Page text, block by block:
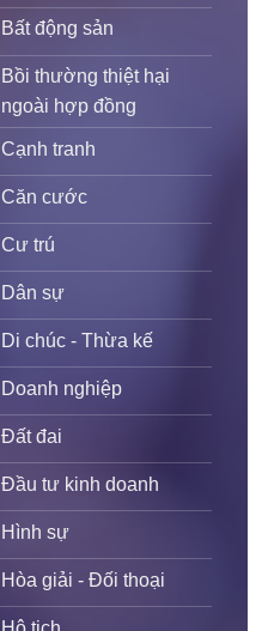
Bất động sản
Bồi thường thiệt hại
ngoài hợp đồng
Cạnh tranh
Căn cước
Cư trú
Dân sự
Di chúc - Thừa kế
Doanh nghiệp
Đất đai
Đầu tư kinh doanh
Hình sự
Hòa giải - Đối thoại